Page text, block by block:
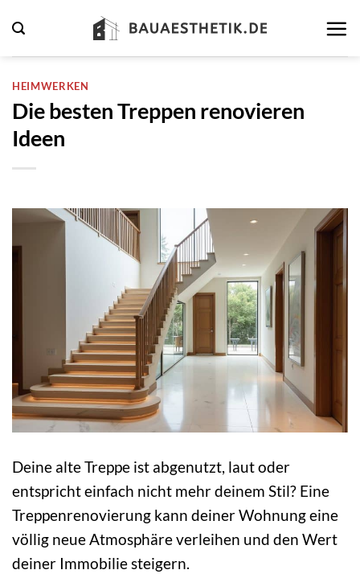
Inhalt
springen
HEIMWERKEN
Die besten Treppen renovieren
Ideen
Deine alte Treppe ist abgenutzt, laut oder
entspricht einfach nicht mehr deinem Stil? Eine
Treppenrenovierung kann deiner Wohnung eine
völlig neue Atmosphäre verleihen und den Wert
deiner Immobilie steigern.